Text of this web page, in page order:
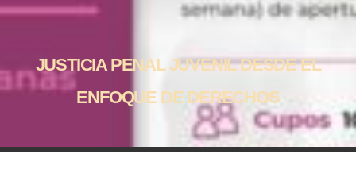
JUSTICIA PENAL JUVENIL DESDE EL
ENFOQUE DE DERECHOS